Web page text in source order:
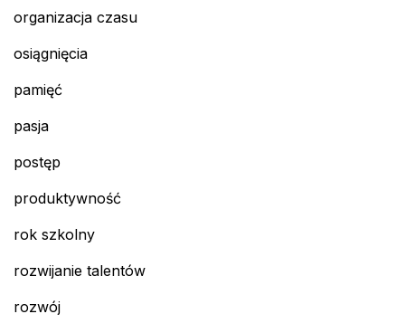
organizacja czasu
osiągnięcia
pamięć
pasja
postęp
produktywność
rok szkolny
rozwijanie talentów
rozwój